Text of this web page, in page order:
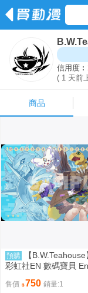
信用度︰
( 1 天前
商品
預購
【
彩虹社EN 數碼寶貝
預約10月（預購通販）
售價 750 銷量:1
商品